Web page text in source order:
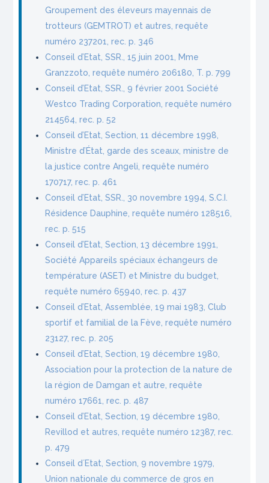
Groupement des éleveurs mayennais de
trotteurs (GEMTROT) et autres, requête
numéro 237201, rec. p. 346
Conseil d’Etat, SSR., 15 juin 2001, Mme
Granzzoto, requête numéro 206180, T. p. 799
Conseil d’Etat, SSR., 9 février 2001 Société
Westco Trading Corporation, requête numéro
214564, rec. p. 52
Conseil d’Etat, Section, 11 décembre 1998,
Ministre d’État, garde des sceaux, ministre de
la justice contre Angeli, requête numéro
170717, rec. p. 461
Conseil d’Etat, SSR., 30 novembre 1994, S.C.I.
Résidence Dauphine, requête numéro 128516,
rec. p. 515
Conseil d’Etat, Section, 13 décembre 1991,
Société Appareils spéciaux échangeurs de
température (ASET) et Ministre du budget,
requête numéro 65940, rec. p. 437
Conseil d’Etat, Assemblée, 19 mai 1983, Club
sportif et familial de la Fève, requête numéro
23127, rec. p. 205
Conseil d’Etat, Section, 19 décembre 1980,
Association pour la protection de la nature de
la région de Damgan et autre, requête
numéro 17661, rec. p. 487
Conseil d’Etat, Section, 19 décembre 1980,
Revillod et autres, requête numéro 12387, rec.
p. 479
Conseil d´Etat, Section, 9 novembre 1979,
Union nationale du commerce de gros en